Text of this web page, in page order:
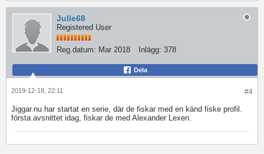
Julle68
Registered User
Reg.datum: Mar 2018 Inlägg: 378
Dela
#4
2019-12-18, 22:11
Jiggar.nu har startat en serie, där de fiskar med en känd fiske profil.
första avsnittet idag, fiskar de med Alexander Lexen.